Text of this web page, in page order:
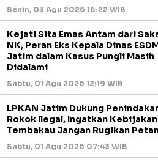
Senin, 03 Agu 2026 16:22 WIB
Kejati Sita Emas Antam dari
NK, Peran Eks Kepala Dinas
Jatim dalam Kasus Pungli Masih
Didalami
Sabtu, 01 Agu 2026 12:19 WIB
LPKAN Jatim Dukung
Rokok Ilegal, Ingatkan Kebijakan
Tembakau Jangan Rugikan
Sabtu, 01 Agu 2026 07:43 WIB